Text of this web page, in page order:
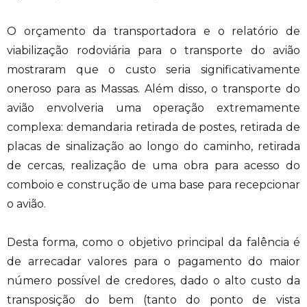
O orçamento da transportadora e o relatório de
viabilização rodoviária para o transporte do avião
mostraram que o custo seria significativamente
oneroso para as Massas. Além disso, o transporte do
avião envolveria uma operação extremamente
complexa: demandaria retirada de postes, retirada de
placas de sinalização ao longo do caminho, retirada
de cercas, realização de uma obra para acesso do
comboio e construção de uma base para recepcionar
o avião.
Desta forma, como o objetivo principal da falência é
de arrecadar valores para o pagamento do maior
número possível de credores, dado o alto custo da
transposição do bem (tanto do ponto de vista